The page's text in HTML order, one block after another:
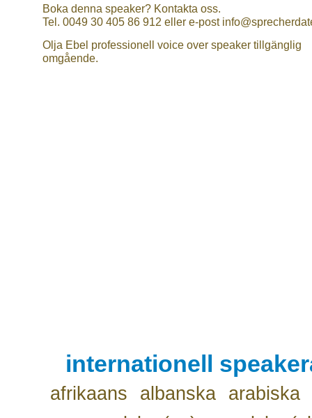
Boka denna speaker? Kontakta oss.
Tel. 0049 30 405 86 912 eller e-post
Olja Ebel professionell voice over speaker tillgänglig
omgående.
internationell
afrikaans albanska
arabiska